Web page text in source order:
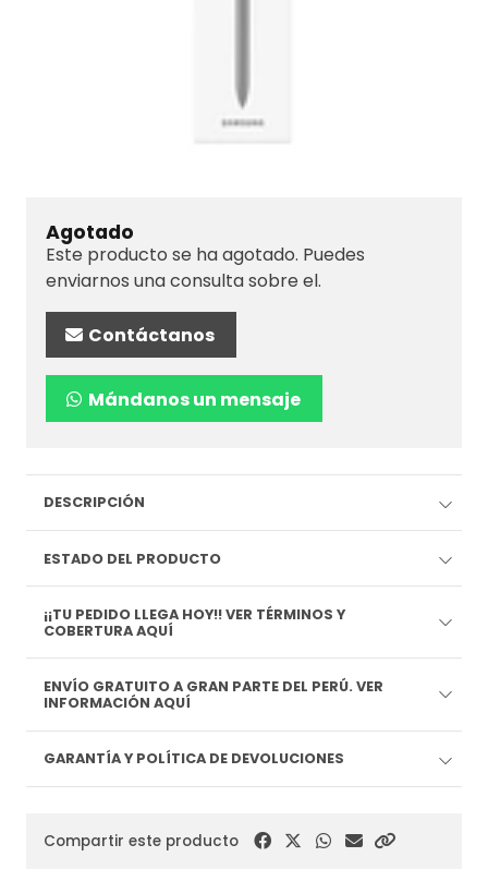
Agotado
Este producto se ha agotado. Puedes
enviarnos una consulta sobre el.
Contáctanos
Mándanos un mensaje
DESCRIPCIÓN
ESTADO DEL PRODUCTO
¡¡TU PEDIDO LLEGA HOY!! VER TÉRMINOS Y
COBERTURA AQUÍ
ENVÍO GRATUITO A GRAN PARTE DEL PERÚ. VER
INFORMACIÓN AQUÍ
GARANTÍA Y POLÍTICA DE DEVOLUCIONES
Compartir este producto